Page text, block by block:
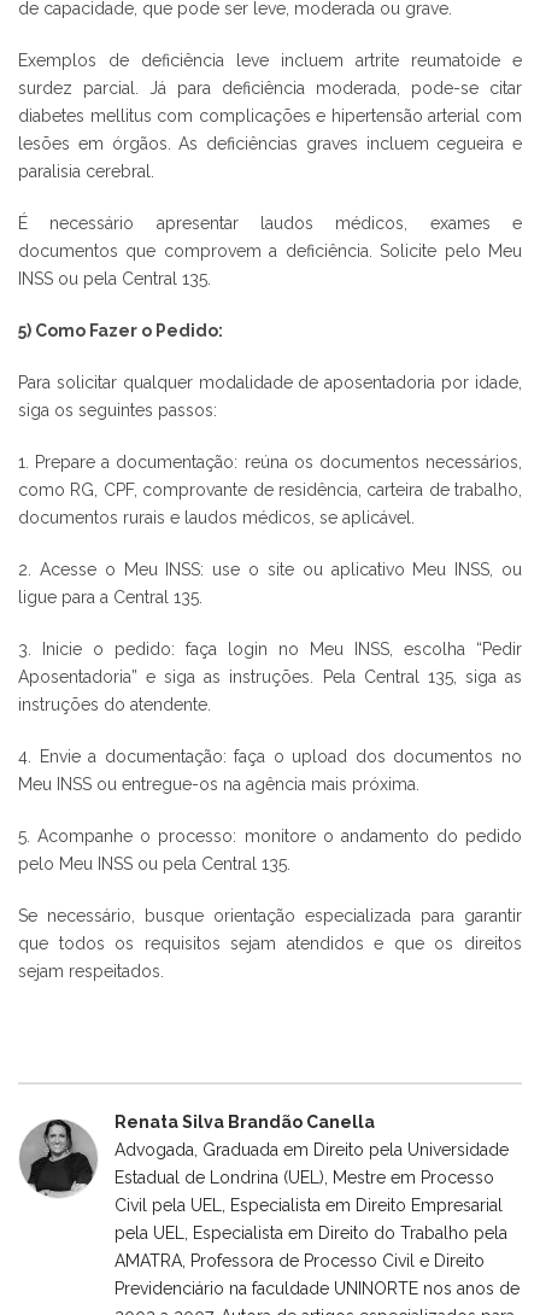
de capacidade, que pode ser leve, moderada ou grave.
Exemplos de deficiência leve incluem artrite reumatoide e
surdez parcial. Já para deficiência moderada, pode-se citar
diabetes mellitus com complicações e hipertensão arterial com
lesões em órgãos. As deficiências graves incluem cegueira e
paralisia cerebral.
É necessário apresentar laudos médicos, exames e
documentos que comprovem a deficiência. Solicite pelo Meu
INSS ou pela Central 135.
5) Como Fazer o Pedido:
Para solicitar qualquer modalidade de aposentadoria por idade,
siga os seguintes passos:
1. Prepare a documentação: reúna os documentos necessários,
como RG, CPF, comprovante de residência, carteira de trabalho,
documentos rurais e laudos médicos, se aplicável.
2. Acesse o Meu INSS: use o site ou aplicativo Meu INSS, ou
ligue para a Central 135.
3. Inicie o pedido: faça login no Meu INSS, escolha “Pedir
Aposentadoria” e siga as instruções. Pela Central 135, siga as
instruções do atendente.
4. Envie a documentação: faça o upload dos documentos no
Meu INSS ou entregue-os na agência mais próxima.
5. Acompanhe o processo: monitore o andamento do pedido
pelo Meu INSS ou pela Central 135.
Se necessário, busque orientação especializada para garantir
que todos os requisitos sejam atendidos e que os direitos
sejam respeitados.
Renata Silva Brandão Canella
Advogada, Graduada em Direito pela Universidade
Estadual de Londrina (UEL), Mestre em Processo
Civil pela UEL, Especialista em Direito Empresarial
pela UEL, Especialista em Direito do Trabalho pela
AMATRA, Professora de Processo Civil e Direito
Previdenciário na faculdade UNINORTE nos anos de